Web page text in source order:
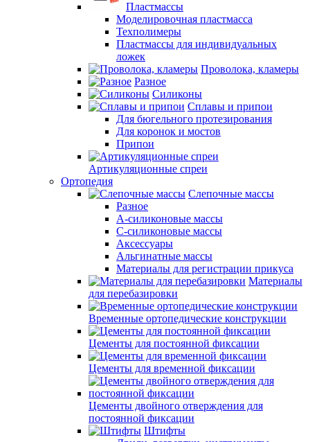
Пластмассы
Моделировочная пластмасса
Техполимеры
Пластмассы для индивидуальных
ложек
Проволока, кламеры
Разное
Силиконы
Сплавы и припои
Для бюгельного протезирования
Для коронок и мостов
Припои
Артикуляционные спреи
Ортопедия
Слепочные массы
Разное
А-силиконовые массы
С-силиконовые массы
Аксессуары
Альгинатные массы
Материалы для регистрации прикуса
Материалы
для перебазировки
Временные ортопедические конструкции
Цементы для постоянной фиксации
Цементы для временной фиксации
Цементы двойного отверждения для
постоянной фиксации
Штифты